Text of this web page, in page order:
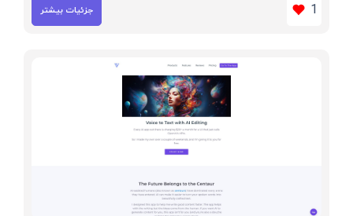
1 جزئیات بیشتر